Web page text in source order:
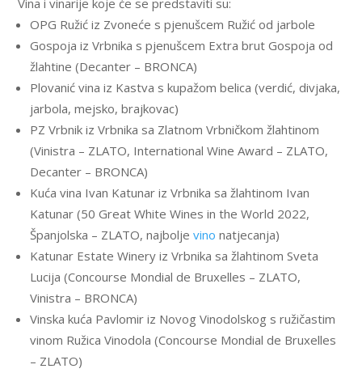
Vina i vinarije koje će se predstaviti su:
OPG Ružić iz Zvoneće s pjenušcem Ružić od jarbole
Gospoja iz Vrbnika s pjenušcem Extra brut Gospoja od
žlahtine (Decanter – BRONCA)
Plovanić vina iz Kastva s kupažom belica (verdić, divjaka,
jarbola, mejsko, brajkovac)
PZ Vrbnik iz Vrbnika sa Zlatnom Vrbničkom žlahtinom
(Vinistra – ZLATO, International Wine Award – ZLATO,
Decanter – BRONCA)
Kuća vina Ivan Katunar iz Vrbnika sa žlahtinom Ivan
Katunar (50 Great White Wines in the World 2022,
Španjolska – ZLATO, najboljevino natjecanja)
Katunar Estate Winery iz Vrbnika sa žlahtinom Sveta
Lucija (Concourse Mondial de Bruxelles – ZLATO,
Vinistra – BRONCA)
Vinska kuća Pavlomir iz Novog Vinodolskog s ružičastim
vinom Ružica Vinodola (Concourse Mondial de Bruxelles
– ZLATO)